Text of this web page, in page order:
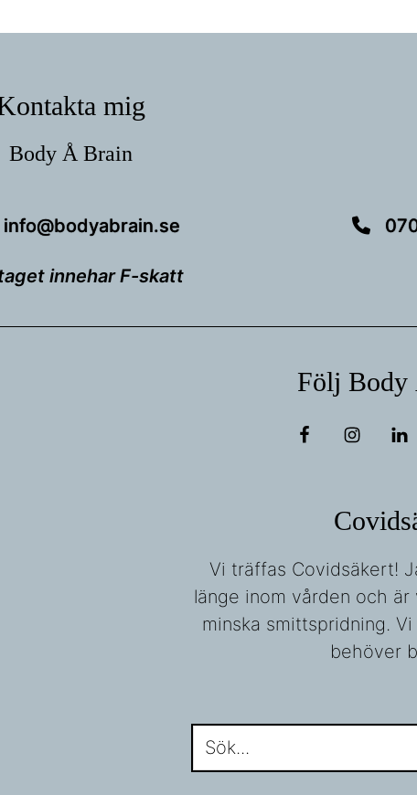
mig
Body Å Brain
info@bodyabrain.se
innehar F-skatt
Följ Body
Vi träffas Covidsäkert!
länge inom vården och
minska smittspridning.
behöver
Sök...